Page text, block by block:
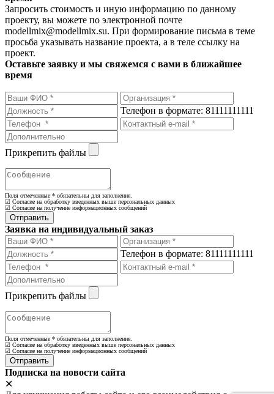
Запросить стоимость и иную информацию по данному
проекту, вы можете по электронной почте
modellmix@modellmix.su. При формирование письма в теме
просьба указывать название проекта, а в теле ссылку на
проект.
Оставьте заявку и мы свяжемся с вами в ближайшее
время
Телефон в формате: 81111111111
Прикрепить файлы
Поля отмеченные * обязательны для заполнения.
☑ Согласие на обработку введенных выше персональных данных
☑ Согласие на получение информационных сообщений
Заявка на индивидуальный заказ
Телефон в формате: 81111111111
Прикрепить файлы
Поля отмеченные * обязательны для заполнения.
☑ Согласие на обработку введенных выше персональных данных
☑ Согласие на получение информационных сообщений
Подписка на новости сайта
✕